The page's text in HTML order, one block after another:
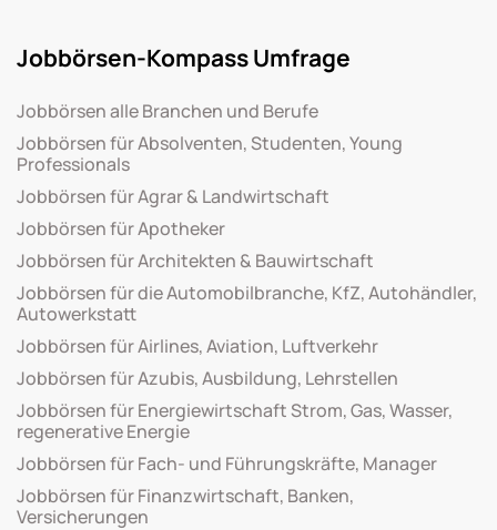
Jobbörsen-Kompass Umfrage
Jobbörsen alle Branchen und Berufe
Jobbörsen für Absolventen, Studenten, Young
Professionals
Jobbörsen für Agrar & Landwirtschaft
Jobbörsen für Apotheker
Jobbörsen für Architekten & Bauwirtschaft
Jobbörsen für die Automobilbranche, KfZ, Autohändler,
Autowerkstatt
Jobbörsen für Airlines, Aviation, Luftverkehr
Jobbörsen für Azubis, Ausbildung, Lehrstellen
Jobbörsen für Energiewirtschaft Strom, Gas, Wasser,
regenerative Energie
Jobbörsen für Fach- und Führungskräfte, Manager
Jobbörsen für Finanzwirtschaft, Banken,
Versicherungen